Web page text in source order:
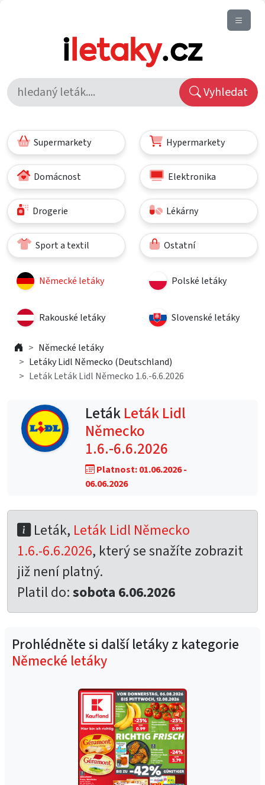
Vyhledat
Supermarkety Hypermarkety
Domácnost Elektronika
Drogerie Lékárny
Sport a textil Ostatní
Německé letáky Polské letáky
Rakouské letáky Slovenské letáky
Německé letáky
Letáky Lidl Německo (Deutschland)
Leták Leták Lidl Německo 1.6.-6.6.2026
LetákLeták Lidl
Německo
1.6.-6.6.2026
Platnost: 01.06.2026 -
06.06.2026
Leták, Leták Lidl Německo
1.6.-6.6.2026, který se snažíte zobrazit
již není platný.
Platil do:sobota 6.06.2026
Prohlédněte si další letáky z kategorie
Německé letáky